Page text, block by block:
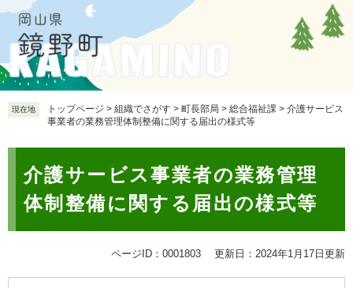
先
頭
を
飛
現在地 トップページ > 組織でさがす > 町長部局 > 総合福祉課 > 介護サービス
事業者の業務管理体制整備に関する届出の様式等
介護サービス事業者の業務管理
体制整備に関する届出の様式等
ページID：0001803 更新日：2024年1月17日更新